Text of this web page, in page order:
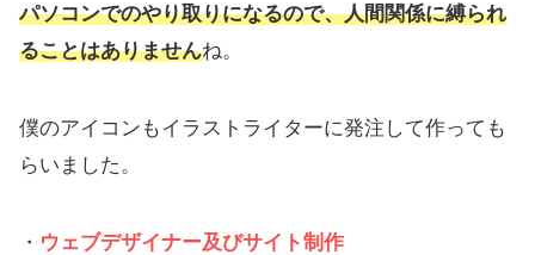
パソコンでのやり取りになるので、人間関係に縛られ
ることはありませんね。
僕のアイコンもイラストライターに発注して作っても
らいました。
・ ウェブデザイナー及びサイト制作